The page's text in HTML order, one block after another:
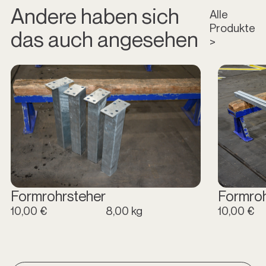
Andere haben sich
das auch angesehen
Alle
Produkte
>
Formrohrsteher
10,00 € 8,00 kg 10,00 €